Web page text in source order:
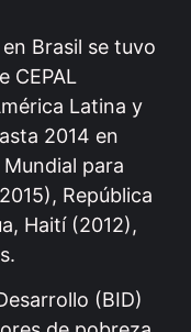
Brasil se tuvo
CEPAL
Latina y
2014 en
para
República
Haití (2012),
(BID)